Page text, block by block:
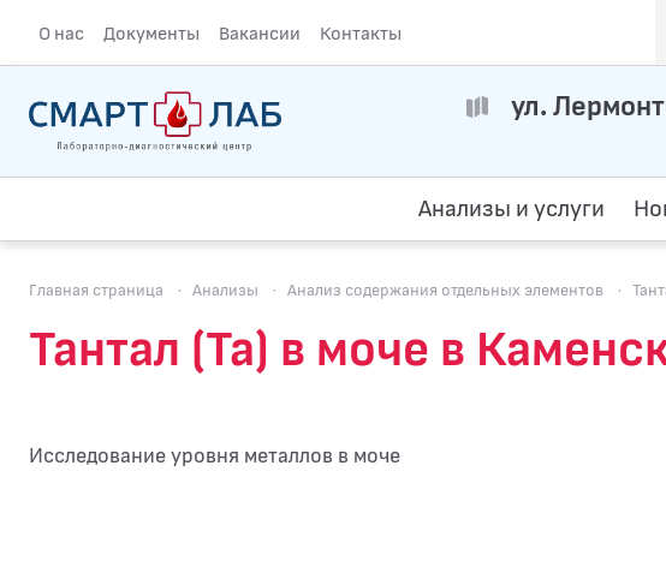
О нас Документы Вакансии Контакты
ул.
Анализы и услуги
Главная страница · Анализы · Анализ содержания отдельных элементов ·
Тантал (Ta) в моче в
Исследование уровня металлов в моче